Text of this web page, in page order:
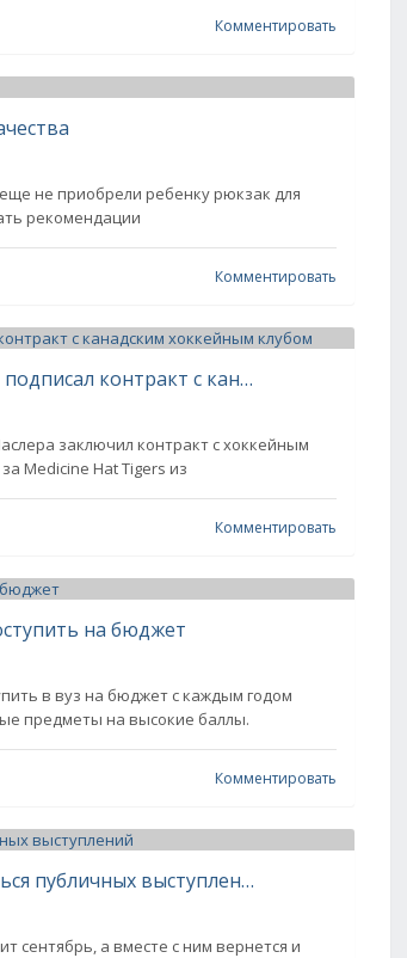
Комментировать
не приобрели ребенку рюкзак для
рекомендации
Комментировать
Сын свердловского губернатора Дениса Паслера подписал контракт с канадским хоккейным клубом
заключил контракт с хоккейным
Medicine Hat Tigers из
Комментировать
на бюджет
в вуз на бюджет с каждым годом
предметы на высокие баллы.
Комментировать
Готовимся к школе: как научить ребенка не бояться публичных выступлений
сентябрь, а вместе с ним вернется и